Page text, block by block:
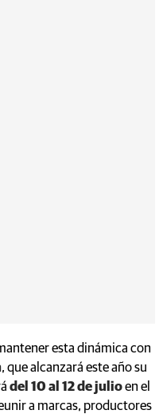
esta dinámica con
, que alcanzará este año su
del 10 al 12 de julioen el
a marcas, productores